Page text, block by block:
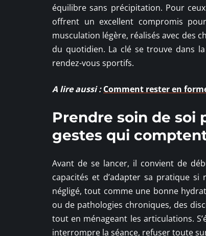
équilibre sans précipitation. Pour
offrent un excellent compromis
musculation légère, réalisés avec des
du quotidien. La clé se trouve dans
rendez-vous sportifs.
A lire aussi : Comment rester en
Prendre soin de soi
gestes qui
Avant de se lancer, il convient de
capacités et d’adapter sa pratique si
négligé, tout comme une bonne
ou de pathologies chroniques, des
tout en ménageant les articulations.
interrompre la séance, refuser toute